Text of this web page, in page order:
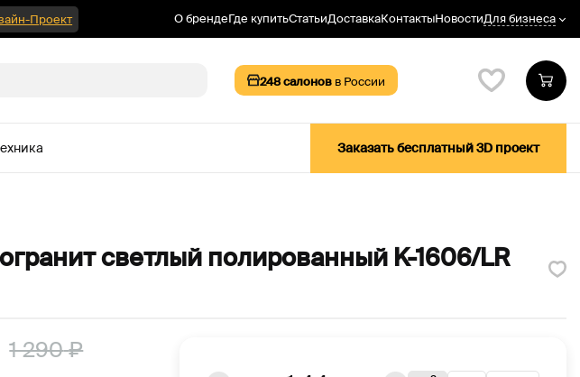
Проект О брендеГде купитьСтатьиДоставкаКонтактыНовостиДля бизнеса
248салонов в России
Заказать бесплатный 3D проект
светлый полированный K-1606/LR
1 290₽